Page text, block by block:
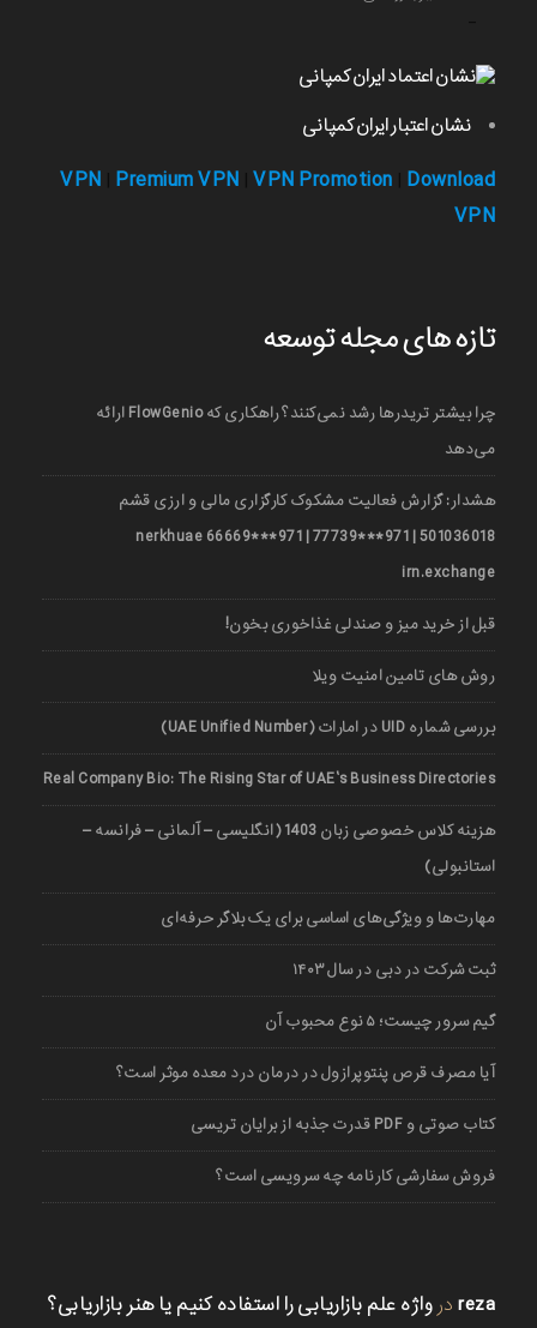
نشان اعتبار ایران کمپانی
VPN Premium VPN VPN Promotion Download
VPN
تازه های مجله توسعه
چرا بیشتر تریدرها رشد نمی‌کنند؟ راهکاری که FlowGenio ارائه
می‌دهد
هشدار: گزارش فعالیت مشکوک کارگزاری مالی و ارزی قشم
501036018 | 971***77739 | 971***66669 nerkhuae
irn.exchange
قبل از خرید میز و صندلی غذاخوری بخون!
روش های تامین امنیت ویلا
بررسی شماره UID در امارات (UAE Unified Number)
Real Company Bio: The Rising Star of UAE’s Business Directories
هزینه کلاس خصوصی زبان 1403 (انگلیسی – آلمانی – فرانسه –
استانبولی)
مهارت‌ها و ویژگی‌های اساسی برای یک بلاگر حرفه‌ای
ثبت شرکت در دبی در سال ۱۴۰۳
گیم سرور چیست؛ ۵ نوع محبوب آن
آیا مصرف قرص پنتوپرازول در درمان درد معده موثر است؟
کتاب صوتی و PDF قدرت جذبه از برایان تریسی
فروش سفارشی کارنامه چه سرویسی است؟
reza در واژه علم بازاریابی را استفاده کنیم یا هنر بازاریابی؟